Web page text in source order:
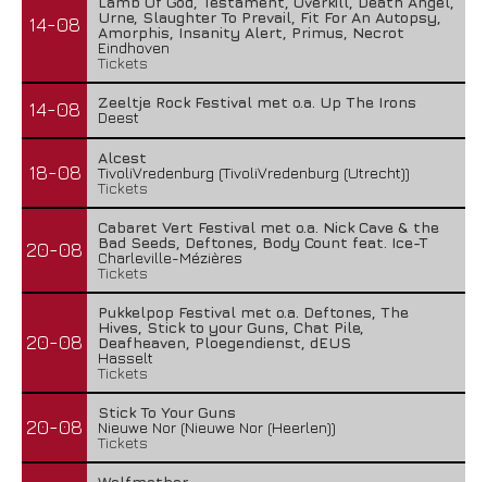
14-08
Urne, Slaughter To Prevail, Fit For An Autopsy,
Amorphis, Insanity Alert, Primus, Necrot
Eindhoven
Tickets
14-08
Zeeltje Rock Festival met o.a. Up The Irons
Deest
18-08
Alcest
TivoliVredenburg (TivoliVredenburg (Utrecht))
Tickets
20-08
Cabaret Vert Festival met o.a. Nick Cave & the
Bad Seeds, Deftones, Body Count feat. Ice-T
Charleville-Mézières
Tickets
20-08
Pukkelpop Festival met o.a. Deftones, The
Hives, Stick to your Guns, Chat Pile,
Deafheaven, Ploegendienst, dEUS
Hasselt
Tickets
20-08
Stick To Your Guns
Nieuwe Nor (Nieuwe Nor (Heerlen))
Tickets